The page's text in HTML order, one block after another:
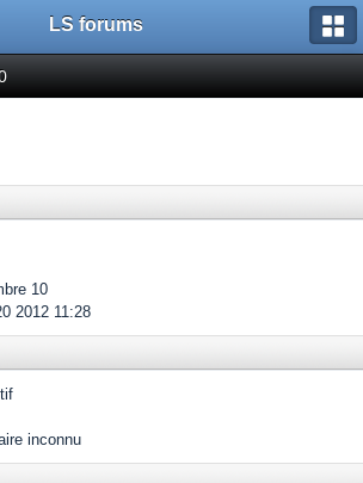
LS forums
10
2012 11:28
inconnu